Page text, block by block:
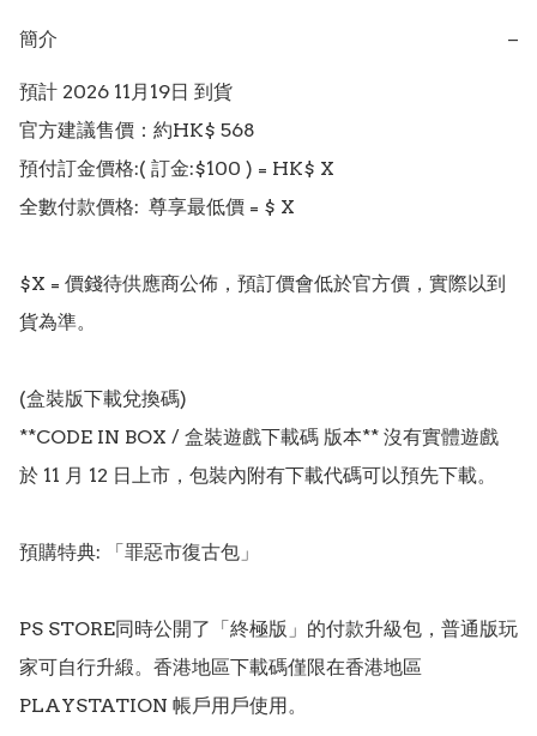
簡介 −
預計 2026 11月19日 到貨
官方建議售價：約HK$ 568
預付訂金價格:( 訂金:$100 ) = HK$ X
全數付款價格:  尊享最低價 = $ X
$X = 價錢待供應商公佈，預訂價會低於官方價，實際以到
貨為準。
(盒裝版下載兌換碼)
**CODE IN BOX / 盒裝遊戲下載碼 版本** 沒有實體遊戲
於 11 月 12 日上市，包裝內附有下載代碼可以預先下載。
預購特典: 「罪惡市復古包」
PS STORE同時公開了「終極版」的付款升級包，普通版玩
家可自行升緞。香港地區下載碼僅限在香港地區